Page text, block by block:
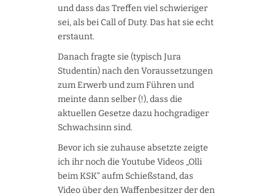
und dass das Treffen viel schwieriger
sei, als bei Call of Duty. Das hat sie echt
erstaunt.
Danach fragte sie (typisch Jura
Studentin) nach den Voraussetzungen
zum Erwerb und zum Führen und
meinte dann selber (!), dass die
aktuellen Gesetze dazu hochgradiger
Schwachsinn sind.
Bevor ich sie zuhause absetzte zeigte
ich ihr noch die Youtube Videos „Olli
beim KSK“ aufm Schießstand, das
Video über den Waffenbesitzer der den